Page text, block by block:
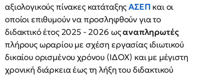
αξιολογικούς πίνακες κατάταξηςΑΣΕΠ και οι
οποίοι επιθυμούν να προσληφθούν για το
διδακτικό έτος 2025 - 2026 ωςαναπληρωτές
πλήρους ωραρίου με σχέση εργασίας ιδιωτικού
δικαίου ορισμένου χρόνου (ΙΔΟΧ) και με μέγιστη
χρονική διάρκεια έως τη λήξη του διδακτικού